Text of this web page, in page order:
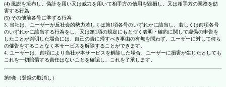
(4) 風説を流布し、偽計を用い又は威力を用いて相手方の信用を毀損し、又は相手方の業務を妨
害する行為
(5) その他前各号に準ずる行為
3. 当社は、ユーザーが反社会的勢力若しくは第1項各号のいずれかに該当し、若しくは前項各号
のいずれかに該当する行為をし、又は第1項の規定にもとづく表明・確約に関して虚偽の申告を
したことが判明した場合には、自己の責に帰すべき事由の有無を問わず、ユーザーに対して何ら
の催告をすることなく本サービスを解除することができます。
4. ユーザーは、前項により当社が本サービスを解除した場合、ユーザーに損害が生じたとしても
これを一切賠償する責任はないことを確認し、これを了承します。
第9条（登録の取消し）